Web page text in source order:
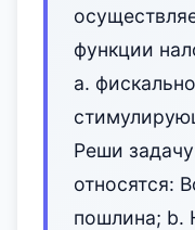
функции
a.
Реши
относятся:
пошлина; b.